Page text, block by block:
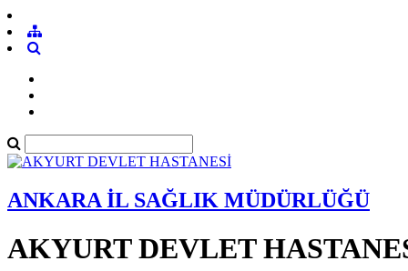
ANKARA İL SAĞLIK MÜDÜRLÜĞÜ
AKYURT DEVLET